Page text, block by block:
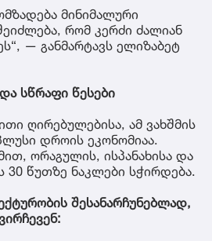
მინიმალური
რომ კერძი ძალიან
— განმარტავს ელიზაბეტ
სწრაფი წესები
ღირებულებისა, ამ ვახშმის
დროის ეკონომიაა.
ორაგულის, ისპანახისა და
30 წუთზე ნაკლები სჭირდება.
შესანარჩუნებლად,